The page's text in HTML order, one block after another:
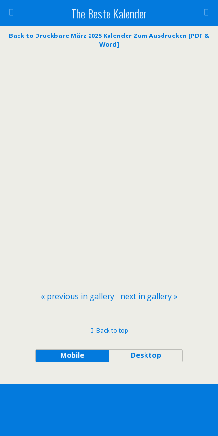
The Beste Kalender
Back to Druckbare März 2025 Kalender Zum Ausdrucken [PDF &
Word]
« previous in gallery next in gallery »
Back to top
Mobile Desktop